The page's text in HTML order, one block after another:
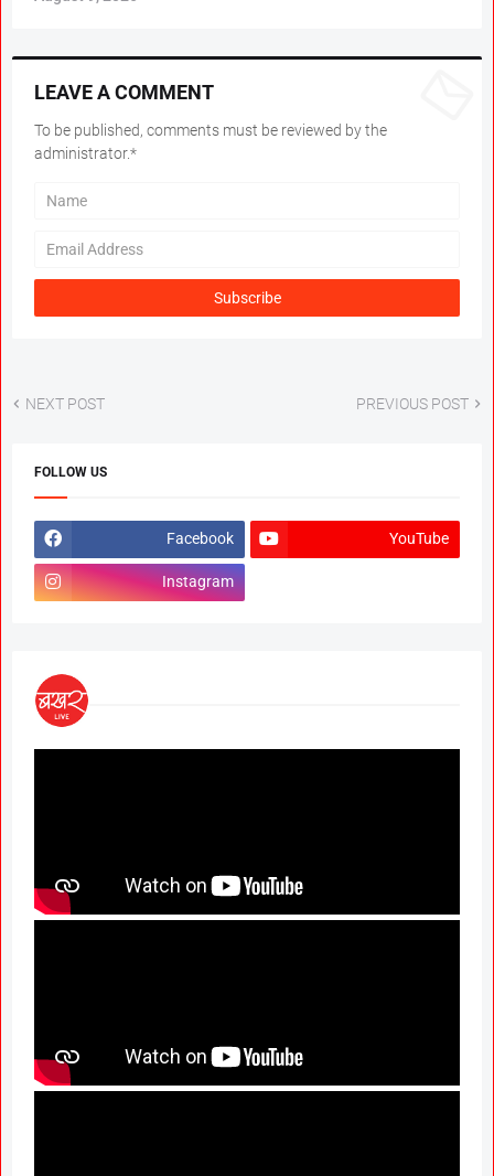
LEAVE A COMMENT
To be published, comments must be reviewed by the
administrator.*
NEXT POST PREVIOUS POST
FOLLOW US
Facebook YouTube
Instagram